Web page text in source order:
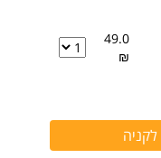
49.0
₪